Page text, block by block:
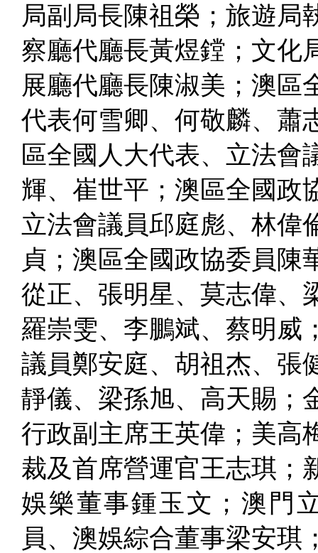
局副局長陳祖榮；旅遊局
察廳代廳長黃煜鏜；文化
展廳代廳長陳淑美；澳區
代表何雪卿、何敬麟、蕭
區全國人大代表、立法會
輝、崔世平；澳區全國政
立法會議員邱庭彪、林偉
貞；澳區全國政協委員陳
從正、張明星、莫志偉、
羅崇雯、李鵬斌、蔡明威
議員鄭安庭、胡祖杰、張
靜儀、梁孫旭、高天賜；
行政副主席王英偉；美高
裁及首席營運官王志琪；
娛樂董事鍾玉文；澳門
員、澳娛綜合董事梁安琪